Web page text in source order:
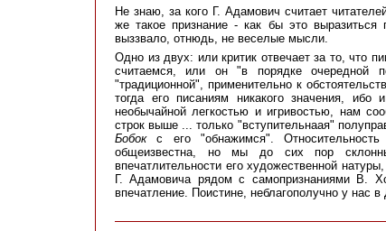
Не знаю, за кого Г. Адамович считает
же такое признание - как бы это
выззвало, отнюдь, не веселые мысли.
Одно из двух: или критик отвечает за то, что
считаемся, или он "в порядке очередной
"традиционной", применительно к
тогда его писаниям никакого значения,
необычайной легкостью и игривостью, нам
строк выше ... только "вступительнаая"
Бобокс его "обнажимся".
общеизвестна, но мы до сих пор
впечатлительности его художественной
Г. Адамовича рядом с самопризнаниями В.
впечатление. Поистине, неблагополучно у нас в